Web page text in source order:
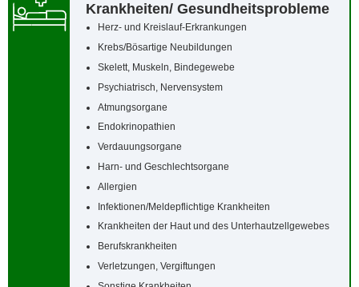
Krankheiten/‌ Gesundheitsprobleme
Herz- und Kreislauf-Erkrankungen
Krebs/‌Bösartige Neubildungen
Skelett, Muskeln, Bindegewebe
Psychiatrisch, Nervensystem
Atmungsorgane
Endokrinopathien
Verdauungsorgane
Harn- und Geschlechtsorgane
Allergien
Infektionen/‌Meldepflichtige Krankheiten
Krankheiten der Haut und des Unterhautzellgewebes
Berufskrankheiten
Verletzungen, Vergiftungen